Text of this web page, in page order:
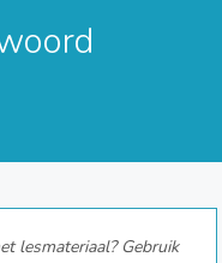
lesmateriaal? Gebruik